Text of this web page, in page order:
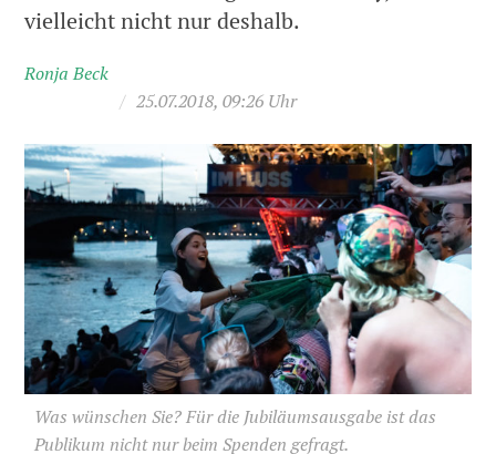
vielleicht nicht nur deshalb.
Ronja Beck
/ 25.07.2018, 09:26 Uhr
Was wünschen Sie? Für die Jubiläumsausgabe ist das
Publikum nicht nur beim Spenden gefragt.